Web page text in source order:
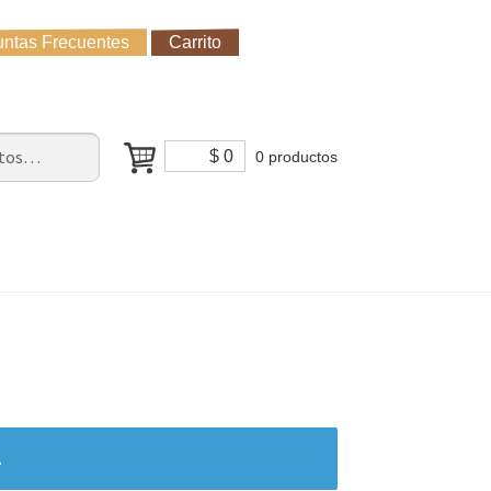
Frecuentes Carrito
Cómo Comprar?
$0 0 productos